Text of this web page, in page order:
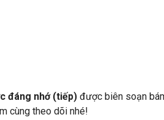
đáng nhớ (tiếp) được biên soạn
cùng theo dõi nhé!